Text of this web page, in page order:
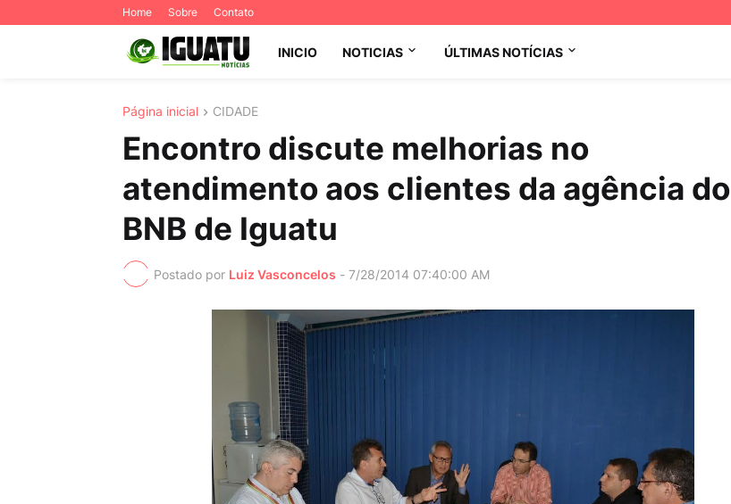
Home Sobre Contato
INICIO NOTICIAS ÚLTIMAS NOTÍCIAS
Página inicial CIDADE
Encontro discute melhorias no
atendimento aos clientes da agência do
BNB de Iguatu
Postado por Luiz Vasconcelos - 7/28/2014 07:40:00 AM